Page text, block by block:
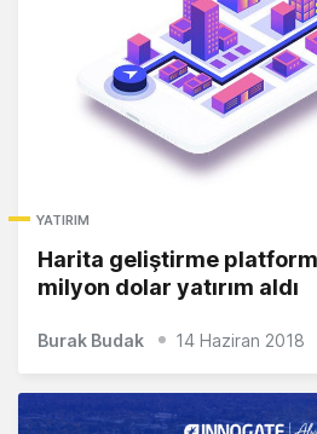
YATIRIM
Harita geliştirme
milyon dolar yatırım aldı
Burak Budak 14 Haziran 2018